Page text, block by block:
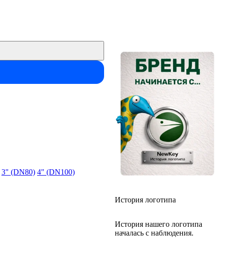
История логотипа
История нашего логотипа
началась с наблюдения.
3" (DN80) 4" (DN100)